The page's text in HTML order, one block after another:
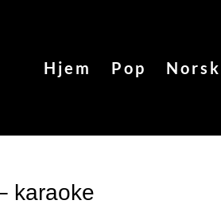
Hjem Pop Norsk
karaoke